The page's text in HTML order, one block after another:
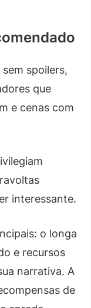
spoilers,
que
e cenas com
interessante.
o longa
e recursos
narrativa. A
de